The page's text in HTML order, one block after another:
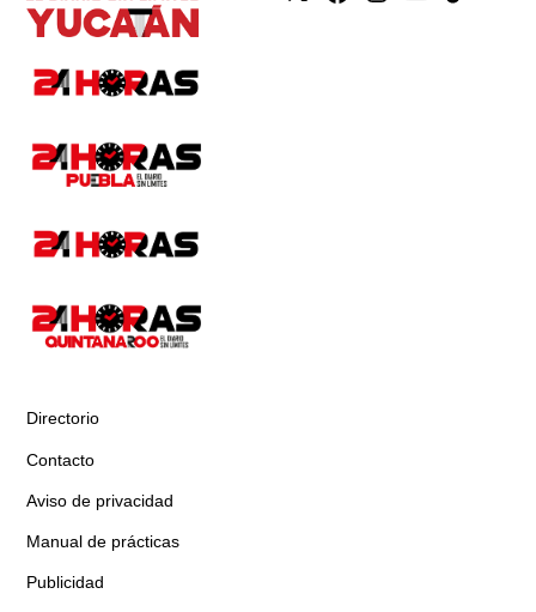
Directorio
Contacto
Aviso de privacidad
Manual de prácticas
Publicidad